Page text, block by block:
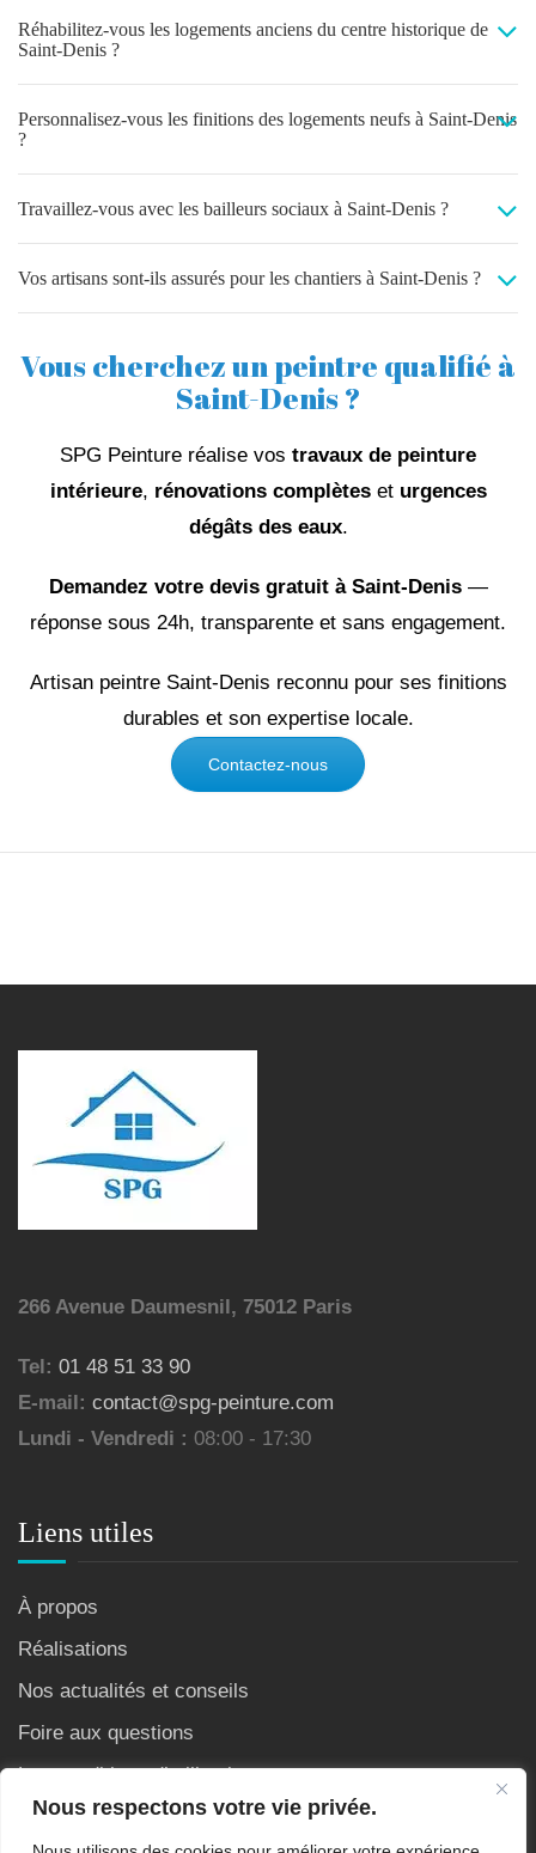
Nous respectons votre vie privée.
Réhabilitez-vous les logements anciens du centre historique de
Saint-Denis ?
Personnalisez-vous les finitions des logements neufs à Saint-Denis
?
Travaillez-vous avec les bailleurs sociaux à Saint-Denis ?
Vos artisans sont-ils assurés pour les chantiers à Saint-Denis ?
Vous cherchez un peintre qualifié à
Saint-Denis ?
SPG Peinture réalise vos travaux de peinture
intérieure, rénovations complèteset urgences
dégâts des eaux.
Demandez votre devis gratuit à Saint-Denis—
réponse sous 24h, transparente et sans engagement.
Artisan peintre Saint-Denis reconnu pour ses finitions
durables et son expertise locale.
Contactez-nous
266 Avenue Daumesnil, 75012 Paris
Tel: 01 48 51 33 90
E-mail: contact@spg-peinture.com
Lundi - Vendredi : 08:00 - 17:30
Liens utiles
À propos
Réalisations
Nos actualités et conseils
Foire aux questions
Les conditions d’utilisation